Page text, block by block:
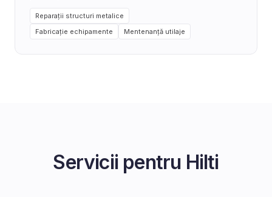
Reparații structuri metalice
Fabricație echipamente
Mentenanță utilaje
Servicii pentru Hilti